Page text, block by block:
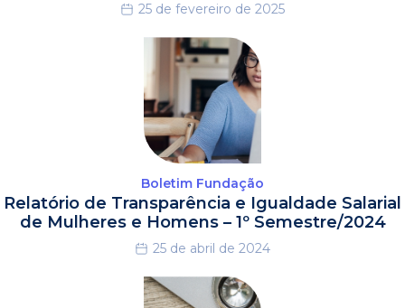
25 de fevereiro de 2025
Boletim Fundação
Relatório de Transparência e Igualdade Salarial
de Mulheres e Homens – 1º Semestre/2024
25 de abril de 2024